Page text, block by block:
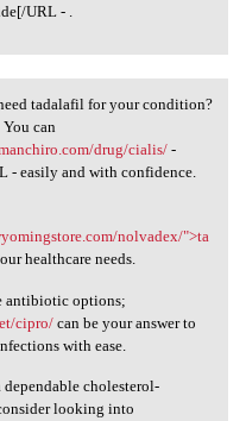
URL - .
need
tadalafil for your condition?
can
drug/cialis/-
- easily and with confidence.
nolvadex/">ta
healthcare needs.
antibiotic options;
cipro/can be your answer to
with ease.
cholesterol-
looking into